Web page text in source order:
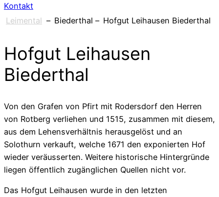
Kontakt
Leimental – Biederthal – Hofgut Leihausen Biederthal
Hofgut Leihausen
Biederthal
Von den Grafen von Pfirt mit Rodersdorf den Herren
von Rotberg verliehen und 1515, zusammen mit diesem,
aus dem Lehensverhältnis herausgelöst und an
Solothurn verkauft, welche 1671 den exponierten Hof
wieder veräusserten. Weitere historische Hintergründe
liegen öffentlich zugänglichen Quellen nicht vor.
Das Hofgut Leihausen wurde in den letzten